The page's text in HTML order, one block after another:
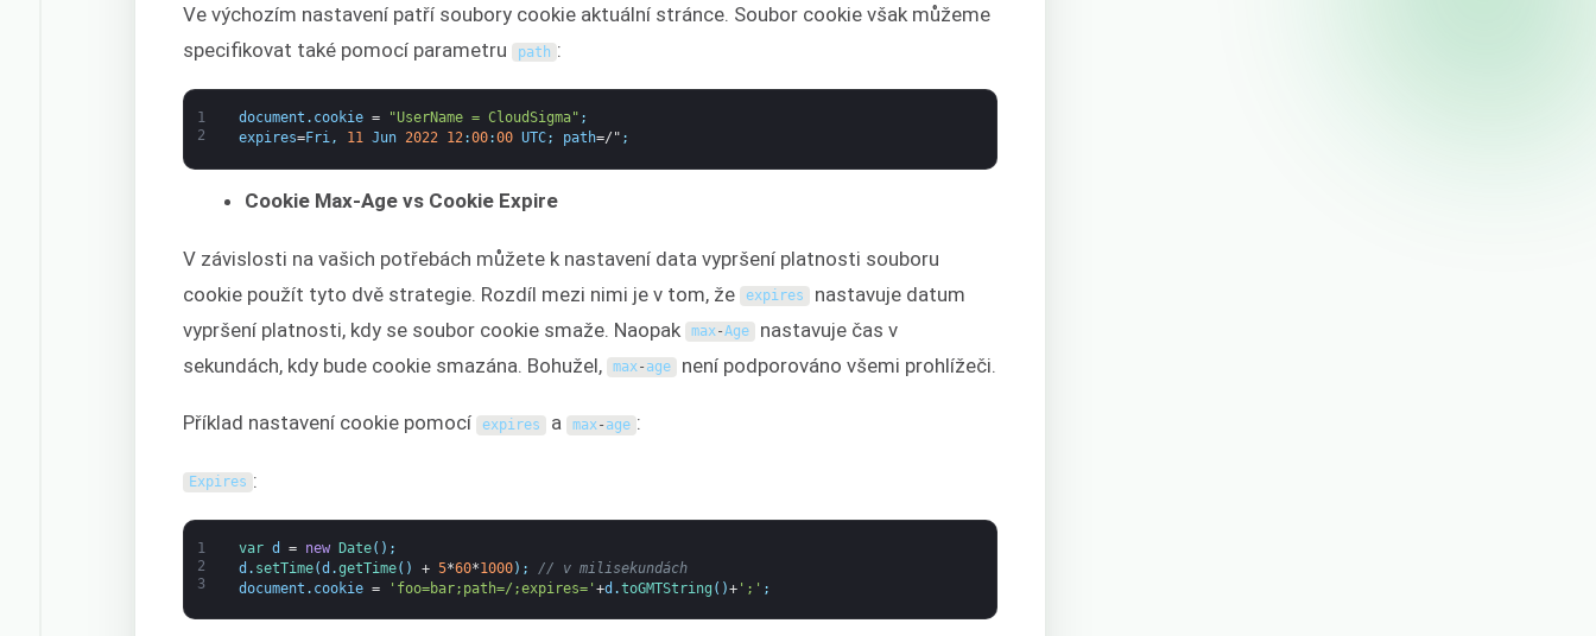
Ve výchozím nastavení patří soubory cookie aktuální stránce. Soubor cookie však můžeme
specifikovat také pomocí parametru path :
1
2
document . cookie = "UserName = CloudSigma" ;
expires=Fri, 11 Jun 2022 12:00:00 UTC; path=/" ;
Cookie Max-Age vs Cookie Expire
V závislosti na vašich potřebách můžete k nastavení data vypršení platnosti souboru
cookie použít tyto dvě strategie. Rozdíl mezi nimi je v tom, že expires nastavuje datum
vypršení platnosti, kdy se soubor cookie smaže. Naopak max-Age nastavuje čas v
sekundách, kdy bude cookie smazána. Bohužel, max- age není podporováno všemi prohlížeči.
Příklad nastavení cookie pomocí expires a max- age :
Expires :
1
2
3
var d = new Date( ) ;
d . setTime(d .getTime( ) + 5*60*1000) ;
// v milisekundách
document . cookie = 'foo=bar;path=/;expires=' +d .toGMTString ( )+';' ;